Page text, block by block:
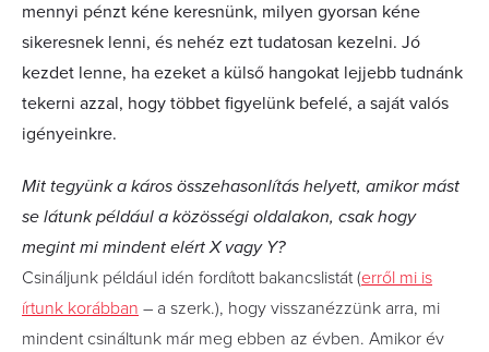
mennyi pénzt kéne keresnünk, milyen gyorsan kéne
sikeresnek lenni, és nehéz ezt tudatosan kezelni. Jó
kezdet lenne, ha ezeket a külső hangokat lejjebb tudnánk
tekerni azzal, hogy többet figyelünk befelé, a saját valós
igényeinkre.
Mit tegyünk a káros összehasonlítás helyett, amikor mást
se látunk például a közösségi oldalakon, csak hogy
megint mi mindent elért X vagy Y?
Csináljunk például idén fordított bakancslistát (erről mi is
írtunk korábban – a szerk.), hogy visszanézzünk arra, mi
mindent csináltunk már meg ebben az évben. Amikor év